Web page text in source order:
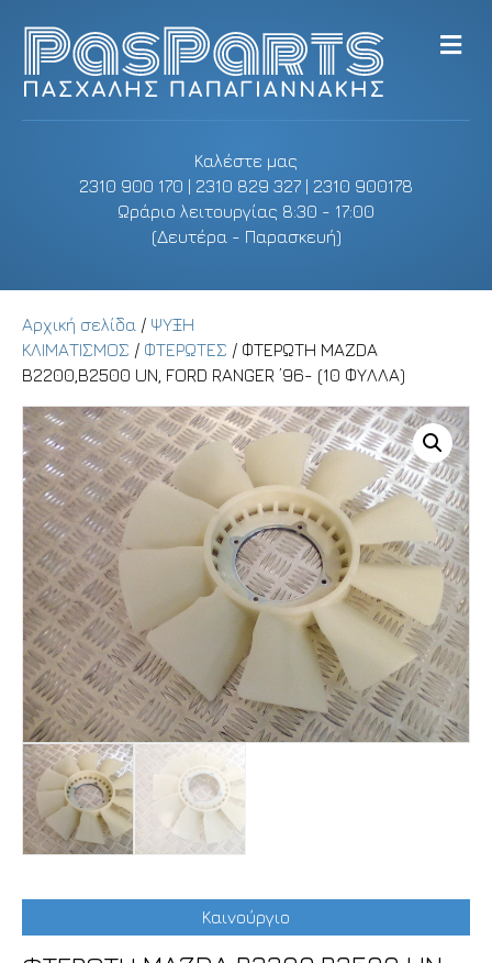
Καλέστε μας
2310 900 170 | 2310 829 327 | 2310 900178
Ωράριο λειτουργίας 8:30 - 17:00
(Δευτέρα - Παρασκευή)
M
e
Αρχική σελίδα / ΨΥΞΗ
ΚΛΙΜΑΤΙΣΜΟΣ / ΦΤΕΡΩΤΕΣ / ΦΤΕΡΩΤΗ MAZDA
B2200,B2500 UN, FORD RANGER ’96- (10 ΦΥΛΛΑ)
Καινούργιο